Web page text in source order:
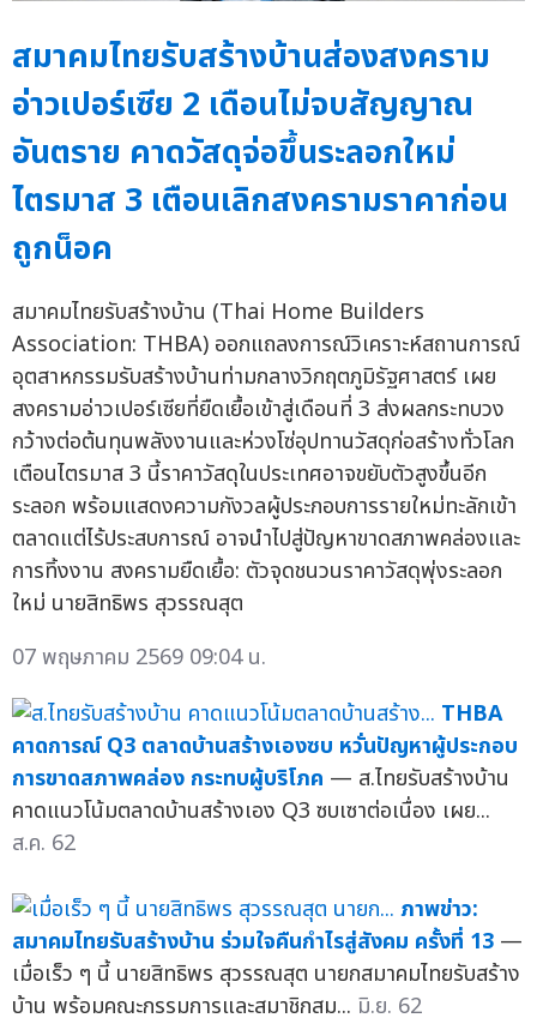
สมาคมไทยรับสร้างบ้านส่องสงคราม
อ่าวเปอร์เซีย 2 เดือนไม่จบสัญญาณ
อันตราย คาดวัสดุจ่อขึ้นระลอกใหม่
ไตรมาส 3 เตือนเลิกสงครามราคาก่อน
ถูกน็อค
สมาคมไทยรับสร้างบ้าน (Thai Home Builders
Association: THBA) ออกแถลงการณ์วิเคราะห์สถานการณ์
อุตสาหกรรมรับสร้างบ้านท่ามกลางวิกฤตภูมิรัฐศาสตร์ เผย
สงครามอ่าวเปอร์เซียที่ยืดเยื้อเข้าสู่เดือนที่ 3 ส่งผลกระทบวง
กว้างต่อต้นทุนพลังงานและห่วงโซ่อุปทานวัสดุก่อสร้างทั่วโลก
เตือนไตรมาส 3 นี้ราคาวัสดุในประเทศอาจขยับตัวสูงขึ้นอีก
ระลอก พร้อมแสดงความกังวลผู้ประกอบการรายใหม่ทะลักเข้า
ตลาดแต่ไร้ประสบการณ์ อาจนำไปสู่ปัญหาขาดสภาพคล่องและ
การทิ้งงาน สงครามยืดเยื้อ: ตัวจุดชนวนราคาวัสดุพุ่งระลอก
ใหม่ นายสิทธิพร สุวรรณสุต
07 พฤษภาคม 2569 09:04 น.
THBA
คาดการณ์ Q3 ตลาดบ้านสร้างเองซบ หวั่นปัญหาผู้ประกอบ
การขาดสภาพคล่อง กระทบผู้บริโภค — ส.ไทยรับสร้างบ้าน
คาดแนวโน้มตลาดบ้านสร้างเอง Q3 ซบเซาต่อเนื่อง เผย...
ส.ค. 62
ภาพข่าว:
สมาคมไทยรับสร้างบ้าน ร่วมใจคืนกำไรสู่สังคม ครั้งที่ 13 —
เมื่อเร็ว ๆ นี้ นายสิทธิพร สุวรรณสุต นายกสมาคมไทยรับสร้าง
บ้าน พร้อมคณะกรรมการและสมาชิกสม... มิ.ย. 62